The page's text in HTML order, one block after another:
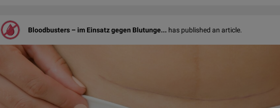
Bloodbusters – im Einsatz gegen Blutunge... has published an article.